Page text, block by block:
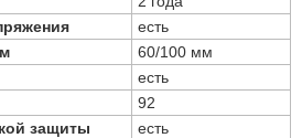
есть
60/100 мм
есть
92
защиты
есть